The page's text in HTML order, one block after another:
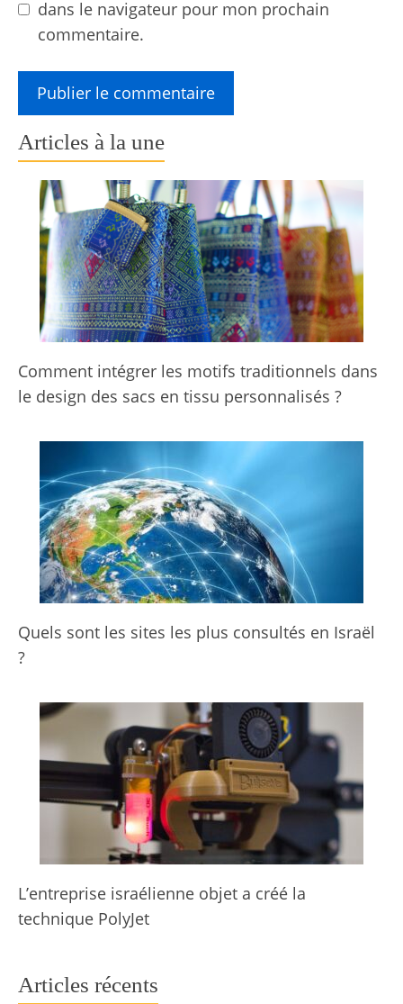
dans le navigateur pour mon prochain
commentaire.
Articles à la une
Comment intégrer les motifs traditionnels dans
le design des sacs en tissu personnalisés ?
Quels sont les sites les plus consultés en Israël
?
L’entreprise israélienne objet a créé la
technique PolyJet
Articles récents